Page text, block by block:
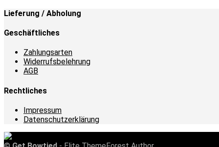
Lieferung / Abholung
Geschäftliches
Zahlungsarten
Widerrufsbelehrung
AGB
Rechtliches
Impressum
Datenschutzerklärung